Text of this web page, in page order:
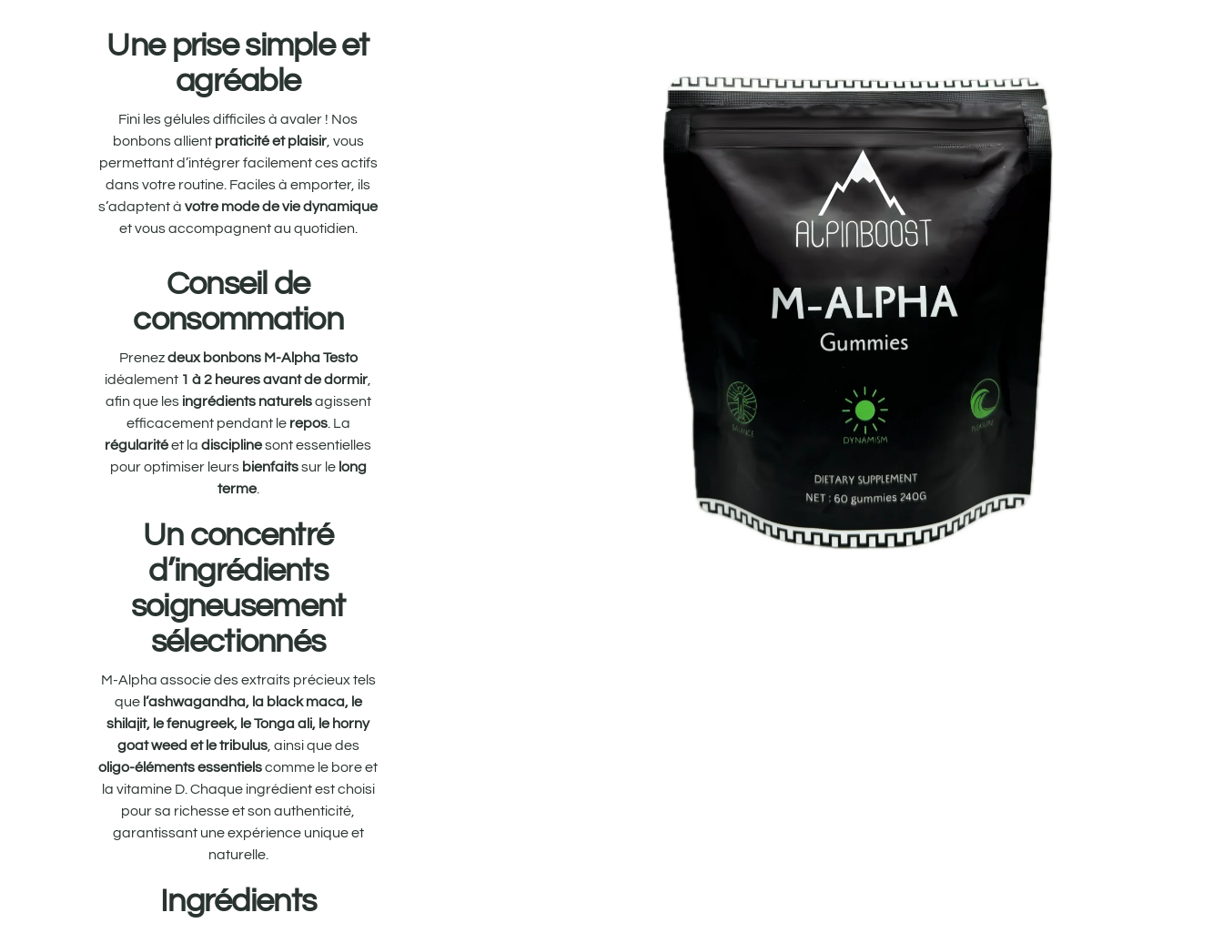
Une prise simple et
agréable
Fini les gélules difficiles à avaler ! Nos
bonbons allient praticité et plaisir, vous
permettant d’intégrer facilement ces actifs
dans votre routine. Faciles à emporter, ils
s’adaptent àvotre mode de vie dynamique
et vous accompagnent au quotidien.
Conseil de
consommation
Prenezdeux bonbons M-Alpha Testo
idéalement 1 à 2 heures avant de dormir
afin que les ingrédients naturelsagissent
efficacement pendant le repos. La
régularitéet ladisciplinesont essentielles
pour optimiser leurs bienfaitssur le long
terme.
Un concentré
d’ingrédients
soigneusement
sélectionnés
M-Alpha associe des extraits précieux tels
que l’ashwagandha, la black maca, le
shilajit, le fenugreek, le Tonga ali, le horny
goat weed et le tribulus, ainsi que des
oligo-éléments essentielscomme le bore et
la vitamine D. Chaque ingrédient est choisi
pour sa richesse et son authenticité,
garantissant une expérience unique et
naturelle.
Ingrédients